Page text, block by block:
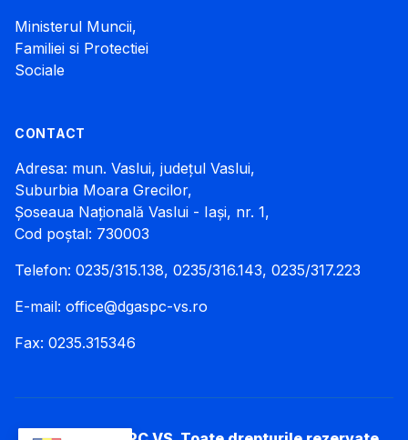
Ministerul Muncii,
Familiei si Protectiei
Sociale
CONTACT
Adresa: mun. Vaslui, județul Vaslui,
Suburbia Moara Grecilor,
Șoseaua Națională Vaslui - Iași, nr. 1,
Cod poștal: 730003
Telefon: 0235/315.138, 0235/316.143, 0235/317.223
E-mail: office@dgaspc-vs.ro
Fax: 0235.315346